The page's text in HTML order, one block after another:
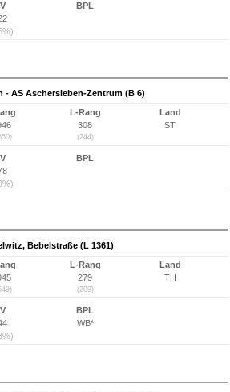
BPL
- AS Aschersleben-Zentrum (B 6)
L-Rang
308
(244)
Land
ST
BPL
Bebelstraße (L 1361)
L-Rang
279
(209)
Land
TH
BPL
WB*